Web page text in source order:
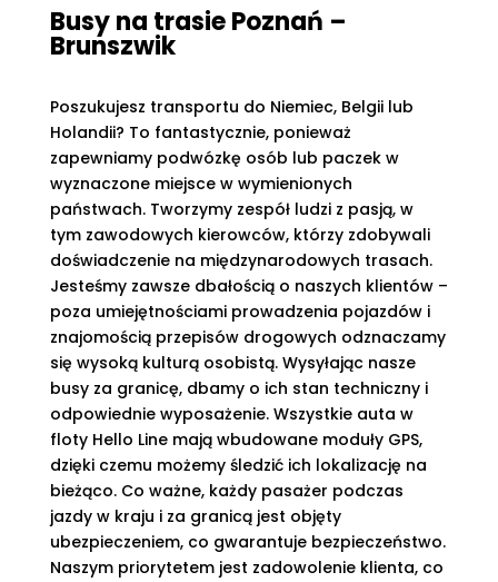
Busy na trasie Poznań –
Brunszwik
Poszukujesz transportu do Niemiec, Belgii lub
Holandii? To fantastycznie, ponieważ
zapewniamy podwózkę osób lub paczek w
wyznaczone miejsce w wymienionych
państwach. Tworzymy zespół ludzi z pasją, w
tym zawodowych kierowców, którzy zdobywali
doświadczenie na międzynarodowych trasach.
Jesteśmy zawsze dbałością o naszych klientów –
poza umiejętnościami prowadzenia pojazdów i
znajomością przepisów drogowych odznaczamy
się wysoką kulturą osobistą. Wysyłając nasze
busy za granicę, dbamy o ich stan techniczny i
odpowiednie wyposażenie. Wszystkie auta w
floty Hello Line mają wbudowane moduły GPS,
dzięki czemu możemy śledzić ich lokalizację na
bieżąco. Co ważne, każdy pasażer podczas
jazdy w kraju i za granicą jest objęty
ubezpieczeniem, co gwarantuje bezpieczeństwo.
Naszym priorytetem jest zadowolenie klienta, co